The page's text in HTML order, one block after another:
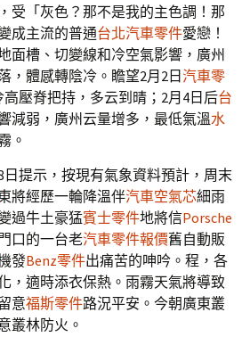
受「灰色？那不是我的主色調！那
成主流的普通台北汽車零件愛戀！
面槽、切變線和冷空氣影響，廣州
，體感轉陰冷。瞻望2月2日 汽車零
壓脊把持，多云到晴；2月4日后台
減弱，廣州云量增多，最低氣溫水
。
日提示，按現有氣象資料預計，周末
將經歷一輪降溫伴汽車空氣芯細雨
過牛土豪猛賓士零件地將信Porsche
口的一台老汽車零件報價舊自動販
發Benz零件出痛苦的呻吟。程，各
，適時添衣保熱。雨霧天氣將導致
意福斯零件路況平安。今朝廣東叢
叢林防火。